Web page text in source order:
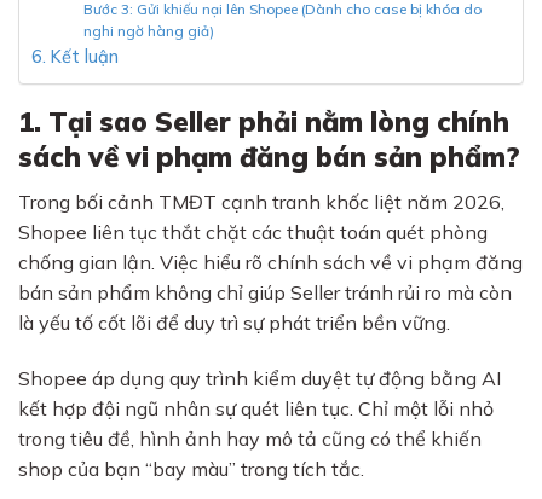
Bước 3: Gửi khiếu nại lên Shopee (Dành cho case bị khóa do
nghi ngờ hàng giả)
6. Kết luận
1. Tại sao Seller phải nằm lòng chính
sách về vi phạm đăng bán sản phẩm?
Trong bối cảnh TMĐT cạnh tranh khốc liệt năm 2026,
Shopee liên tục thắt chặt các thuật toán quét phòng
chống gian lận. Việc hiểu rõ chính sách về vi phạm đăng
bán sản phẩm không chỉ giúp Seller tránh rủi ro mà còn
là yếu tố cốt lõi để duy trì sự phát triển bền vững.
Shopee áp dụng quy trình kiểm duyệt tự động bằng AI
kết hợp đội ngũ nhân sự quét liên tục. Chỉ một lỗi nhỏ
trong tiêu đề, hình ảnh hay mô tả cũng có thể khiến
shop của bạn “bay màu” trong tích tắc.